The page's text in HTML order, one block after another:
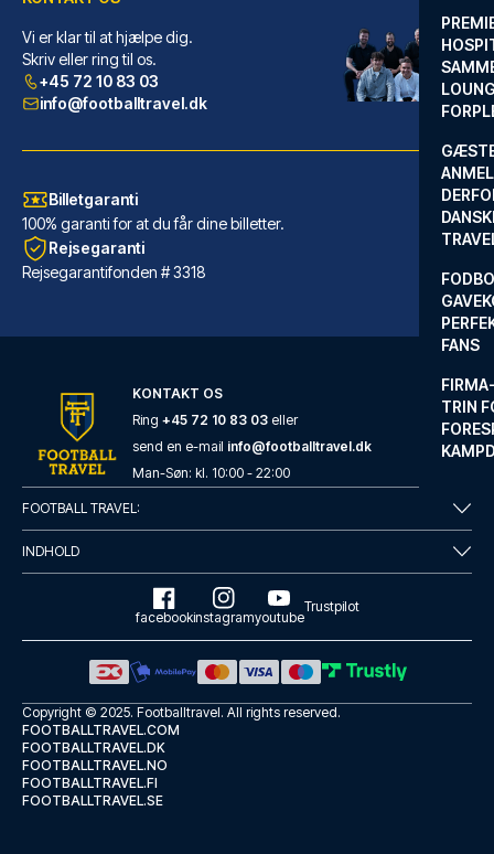
FANS
TRIN
ibis Styles London Southwark – near Borough Market
Ibis Styles London Southwark –...
Marlin Apartments London Bridge - Empire Square
FraMarlin Apartments London Br...
Vi er klar til at hjælpe dig.
Skriv eller ring til os.
+45 72 10 83 03
info@footballtravel.dk
Billetgaranti
100% garanti for at du får dine billetter.
Rejsegaranti
Rejsegarantifonden # 3318
KONTAKT OS
Ring +45 72 10 83 03 eller
send en e-mail info@footballtravel.dk
Man-Søn: kl. 10:00 - 22:00
FOOTBALL TRAVEL:
INDHOLD
facebookinstagramyoutube
Trustpilot
Copyright © 2025. Footballtravel. All rights reserved.
FOOTBALLTRAVEL.COM
FOOTBALLTRAVEL.DK
FOOTBALLTRAVEL.NO
FOOTBALLTRAVEL.FI
FOOTBALLTRAVEL.SE